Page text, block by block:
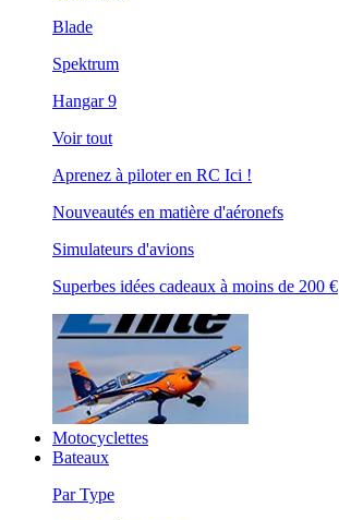
Blade
Spektrum
Hangar 9
Voir tout
Aprenez à piloter en RC Ici !
Nouveautés en matière d'aéronefs
Simulateurs d'avions
Superbes idées cadeaux à moins de 200 €
Motocyclettes
Bateaux
Par Type